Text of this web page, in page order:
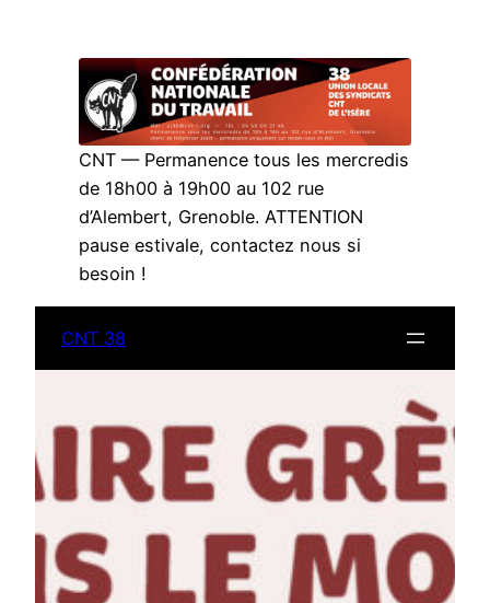
CNT — Permanence tous les mercredis
de 18h00 à 19h00 au 102 rue
d’Alembert, Grenoble. ATTENTION
pause estivale, contactez nous si
besoin !
CNT 38